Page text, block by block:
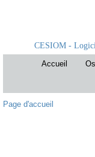
CESIOM -
Accueil
Page d'accueil